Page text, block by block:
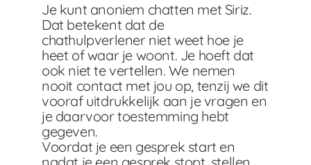
Je kunt anoniem chatten met Siriz.
Dat betekent dat de
chathulpverlener niet weet hoe je
heet of waar je woont. Je hoeft dat
ook niet te vertellen. We nemen
nooit contact met jou op, tenzij we dit
vooraf uitdrukkelijk aan je vragen en
je daarvoor toestemming hebt
gegeven.
Voordat je een gesprek start en